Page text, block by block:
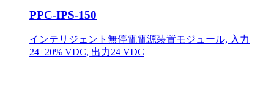
PPC-IPS-150
インテリジェント無停電電源装置モジュール, 入力
24±20% VDC, 出力24 VDC